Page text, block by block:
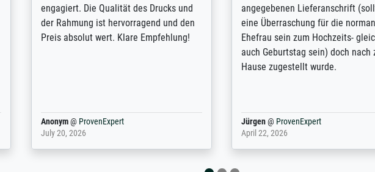
Weltkrieg benötigte ich ein
ausdrucksvolles Bild. Das habe ich bei
Ihnen gefunden. Bei der Auswahl der
weiter. Vielen ...
Margot@ProvenExpert
February 20, 2026
Randentfernung, Farbe,
Kontrast und Weiteres. Sehr
Kontaktperson per Mail. Das Bild
Kunstdruck) wurde sehr gut
sehr starke Papprolle mit
Anonym@ProvenExpert
August 12, 2025